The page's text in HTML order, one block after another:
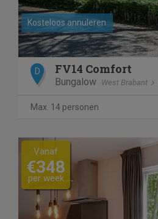
Kosteloos annuleren
D FV14 Comfort
Bungalow West Brabant
Max. 14 personen
Previous
Vanaf
€348
per week